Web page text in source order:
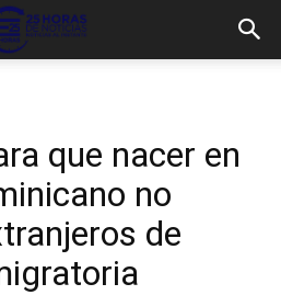
que nacer en
no
de